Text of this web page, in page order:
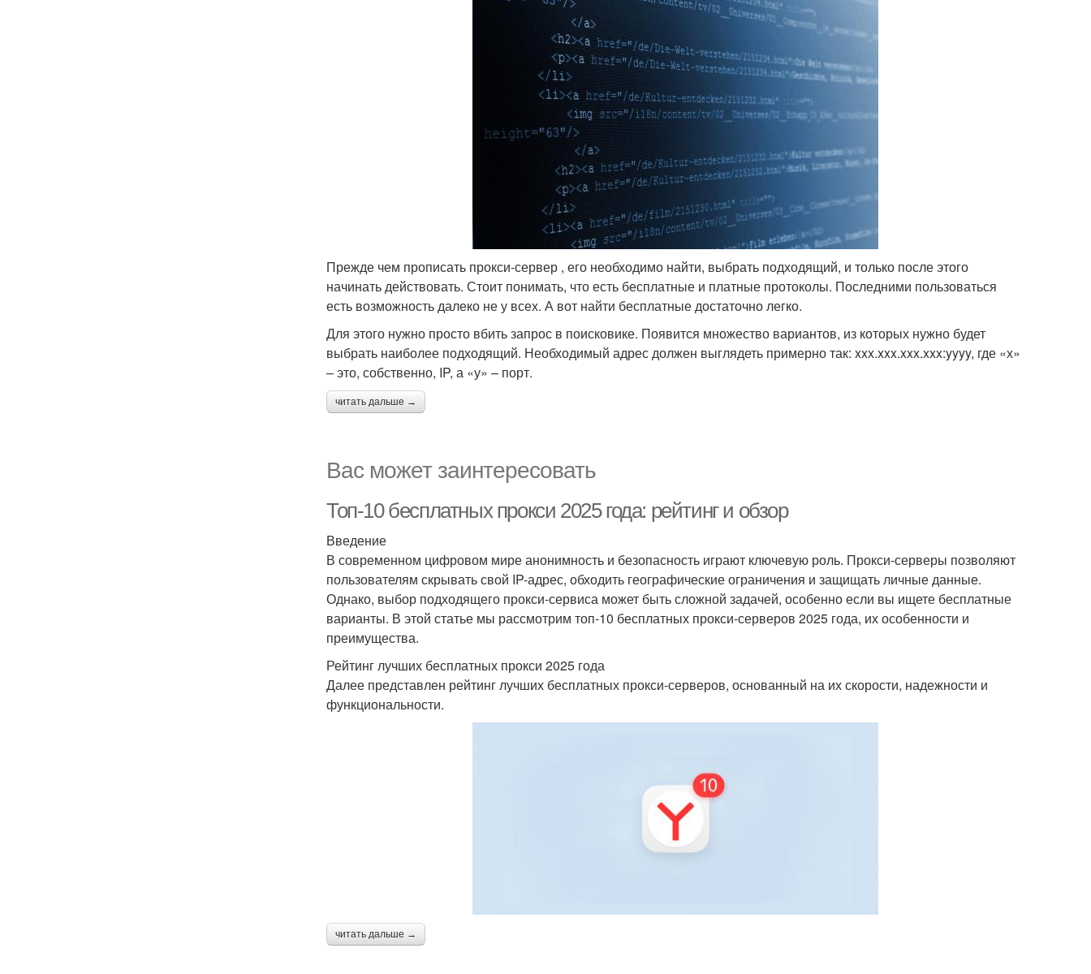
Прежде чем прописать прокси-сервер , его необходимо найти, выбрать подходящий, и только после этого
начинать действовать. Стоит понимать, что есть бесплатные и платные протоколы. Последними пользоваться
есть возможность далеко не у всех. А вот найти бесплатные достаточно легко.
Для этого нужно просто вбить запрос в поисковике. Появится множество вариантов, из которых нужно будет
выбрать наиболее подходящий. Необходимый адрес должен выглядеть примерно так: xxx.xxx.xxx.xxx:yyyy, где «х»
– это, собственно, IP, а «у» – порт.
читать дальше →
Вас может заинтересовать
Топ-10 бесплатных прокси 2025 года: рейтинг и обзор
Введение
В современном цифровом мире анонимность и безопасность играют ключевую роль. Прокси-серверы позволяют
пользователям скрывать свой IP-адрес, обходить географические ограничения и защищать личные данные.
Однако, выбор подходящего прокси-сервиса может быть сложной задачей, особенно если вы ищете бесплатные
варианты. В этой статье мы рассмотрим топ-10 бесплатных прокси-серверов 2025 года, их особенности и
преимущества.
Рейтинг лучших бесплатных прокси 2025 года
Далее представлен рейтинг лучших бесплатных прокси-серверов, основанный на их скорости, надежности и
функциональности.
читать дальше →